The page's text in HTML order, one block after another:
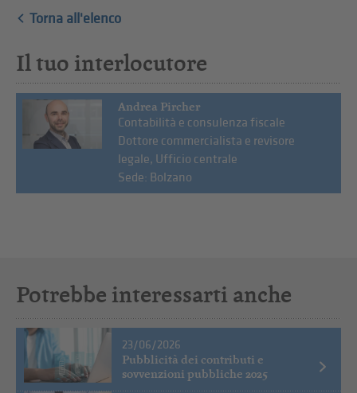
Torna all'elenco
Il tuo interlocutore
Andrea Pircher
Contabilità e consulenza fiscale
Dottore commercialista e revisore
legale, Ufficio centrale
Sede: Bolzano
Potrebbe interessarti anche
23/06/2026
Pubblicità dei contributi e
sovvenzioni pubbliche 2025